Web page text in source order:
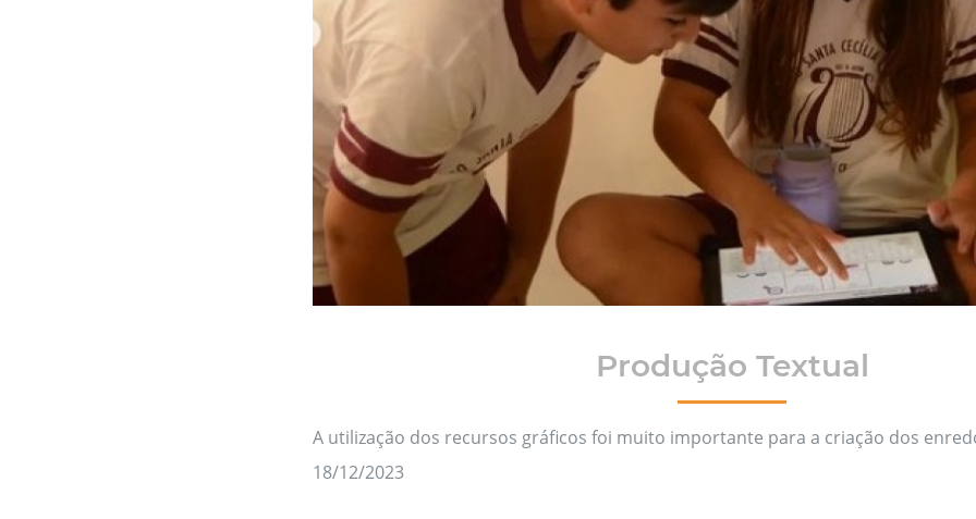
Produção Textual
A utilização dos recursos gráficos foi muito importante para a criação dos
18/12/2023